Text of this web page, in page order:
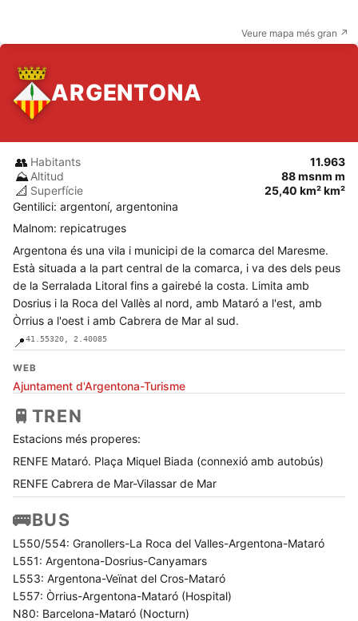
Veure mapa més gran ↗
ARGENTONA
👥 Habitants 11.963
⛰️ Altitud 88 msnm m
📐 Superfície
25,40 km² km²
Gentilici: argentoní, argentonina
Malnom: repicatruges
Argentona és una vila i municipi de la comarca del Maresme.
Està situada a la part central de la comarca, i va des dels peus
de la Serralada Litoral fins a gairebé la costa. Limita amb
Dosrius i la Roca del Vallès al nord, amb Mataró a l'est, amb
Òrrius a l'oest i amb Cabrera de Mar al sud.
📍41.55320, 2.40085
WEB
Ajuntament d'Argentona-Turisme
🚆 TREN
Estacions més properes:
RENFE Mataró. Plaça Miquel Biada (connexió amb autobús)
RENFE Cabrera de Mar-Vilassar de Mar
🚌BUS
L550/554: Granollers-La Roca del Valles-Argentona-Mataró
L551: Argentona-Dosrius-Canyamars
L553: Argentona-Veïnat del Cros-Mataró
L557: Òrrius-Argentona-Mataró (Hospital)
N80: Barcelona-Mataró (Nocturn)